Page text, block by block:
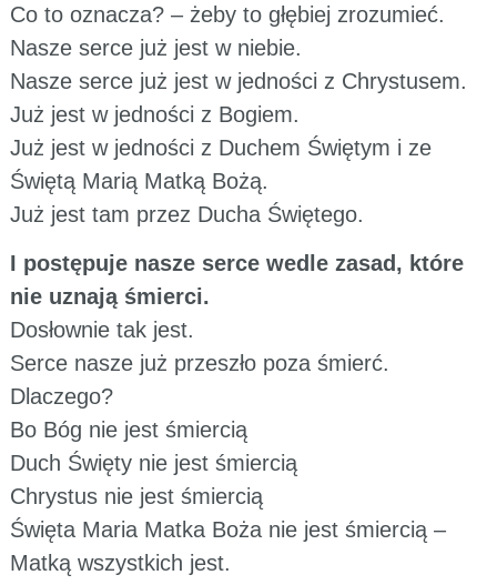
Co to oznacza? – żeby to głębiej zrozumieć.
Nasze serce już jest w niebie.
Nasze serce już jest w jedności z Chrystusem.
Już jest w jedności z Bogiem.
Już jest w jedności z Duchem Świętym i ze
Świętą Marią Matką Bożą.
Już jest tam przez Ducha Świętego.
I postępuje nasze serce wedle zasad, które
nie uznają śmierci.
Dosłownie tak jest.
Serce nasze już przeszło poza śmierć.
Dlaczego?
Bo Bóg nie jest śmiercią
Duch Święty nie jest śmiercią
Chrystus nie jest śmiercią
Święta Maria Matka Boża nie jest śmiercią –
Matką wszystkich jest.